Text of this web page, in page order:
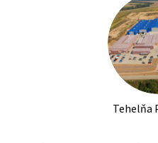
Tehelňa